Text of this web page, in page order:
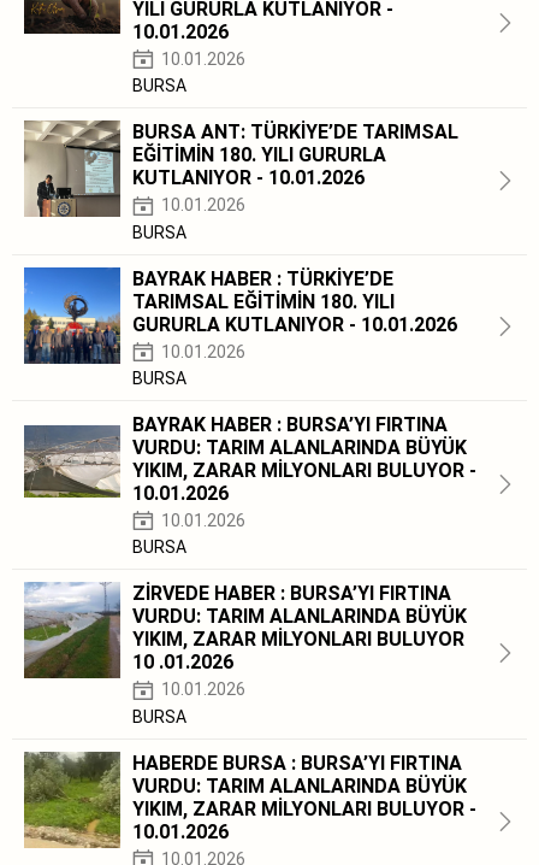
YILI GURURLA KUTLANIYOR -
10.01.2026
10.01.2026
BURSA
BURSA ANT: TÜRKİYE’DE TARIMSAL
EĞİTİMİN 180. YILI GURURLA
KUTLANIYOR - 10.01.2026
10.01.2026
BURSA
BAYRAK HABER : TÜRKİYE’DE
TARIMSAL EĞİTİMİN 180. YILI
GURURLA KUTLANIYOR - 10.01.2026
10.01.2026
BURSA
BAYRAK HABER : BURSA’YI FIRTINA
VURDU: TARIM ALANLARINDA BÜYÜK
YIKIM, ZARAR MİLYONLARI BULUYOR -
10.01.2026
10.01.2026
BURSA
ZİRVEDE HABER : BURSA’YI FIRTINA
VURDU: TARIM ALANLARINDA BÜYÜK
YIKIM, ZARAR MİLYONLARI BULUYOR
10 .01.2026
10.01.2026
BURSA
HABERDE BURSA : BURSA’YI FIRTINA
VURDU: TARIM ALANLARINDA BÜYÜK
YIKIM, ZARAR MİLYONLARI BULUYOR -
10.01.2026
10.01.2026